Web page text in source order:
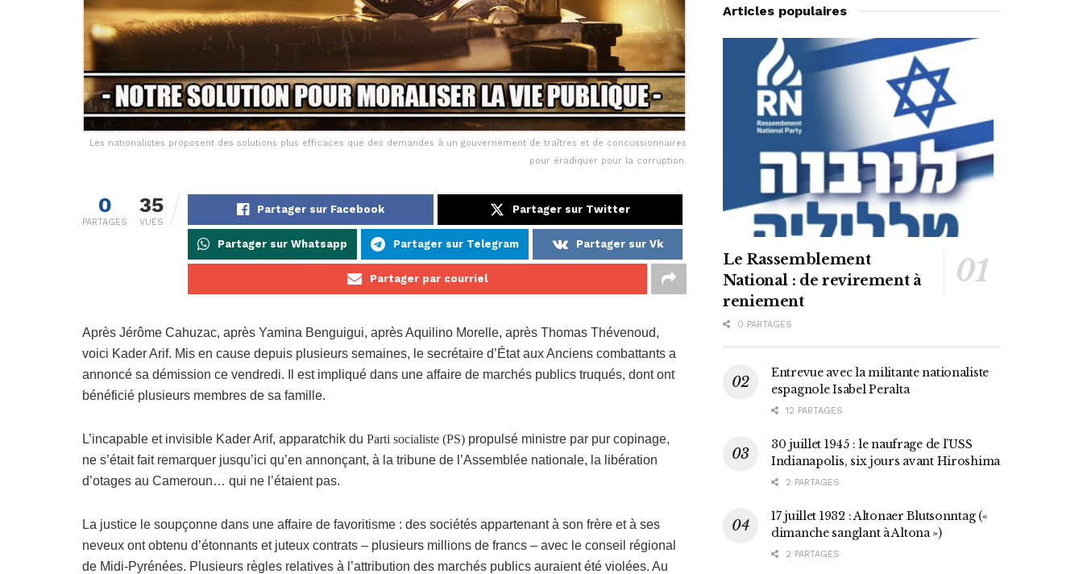
Les nationalistes proposent des solutions plus efficaces que des demandes à un gouvernement de traîtres et de concussionnaires
pour éradiquer pour la corruption.
0
PARTAGES
35
VUES
Partager sur Facebook Partager sur Twitter
Partager sur Whatsapp Partager sur Telegram Partager sur Vk
Partager par courriel
Après Jérôme Cahuzac, après Yamina Benguigui, après Aquilino Morelle, après Thomas Thévenoud,
voici Kader Arif. Mis en cause depuis plusieurs semaines, le secrétaire d’État aux Anciens combattants a
annoncé sa démission ce vendredi. Il est impliqué dans une affaire de marchés publics truqués, dont ont
bénéficié plusieurs membres de sa famille.
L’incapable et invisible Kader Arif, apparatchik du Parti socialiste (PS) propulsé ministre par pur copinage,
ne s’était fait remarquer jusqu’ici qu’en annonçant, à la tribune de l’Assemblée nationale, la libération
d’otages au Cameroun… qui ne l’étaient pas.
La justice le soupçonne dans une affaire de favoritisme : des sociétés appartenant à son frère et à ses
neveux ont obtenu d’étonnants et juteux contrats – plusieurs millions de francs – avec le conseil régional
de Midi-Pyrénées. Plusieurs règles relatives à l’attribution des marchés publics auraient été violées. Au
Articles populaires
Le Rassemblement
National : de revirement à
reniement
0 PARTAGES
Entrevue avec la militante nationaliste
espagnole Isabel Peralta
12 PARTAGES
30 juillet 1945 : le naufrage de l’USS
Indianapolis, six jours avant Hiroshima
2 PARTAGES
17 juillet 1932 : Altonaer Blutsonntag («
dimanche sanglant à Altona »)
2 PARTAGES